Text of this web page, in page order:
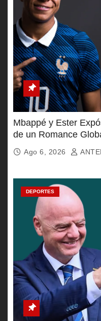
Mbappé y Ester
de un Romance
Ago 6, 2026
DEPORTES